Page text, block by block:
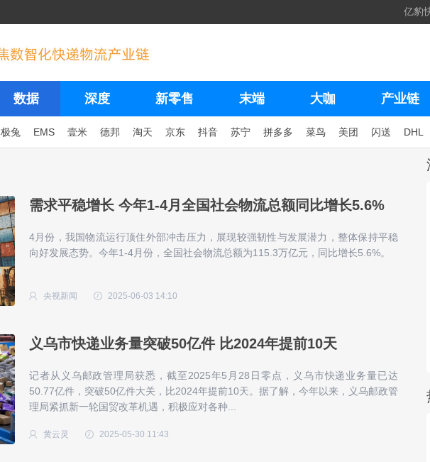
亿豹
数据 深度 新零售 末端 大咖 产业链
极兔 EMS 壹米 德邦 淘天 京东 抖音 苏宁 拼多多 菜鸟 美团 闪送 DHL
需求平稳增长 今年1-4月全国社会物流总额同比增长5.6%
4月份，我国物流运行顶住外部冲击压力，展现较强韧性与发展潜力，整体保持平稳
向好发展态势。今年1-4月份，全国社会物流总额为115.3万亿元，同比增长5.6%。
央视新闻 2025-06-03 14:10
义乌市快递业务量突破50亿件 比2024年提前10天
记者从义乌邮政管理局获悉，截至2025年5月28日零点，义乌市快递业务量已达
50.77亿件，突破50亿件大关，比2024年提前10天。据了解，今年以来，义乌邮政管
理局紧抓新一轮国贸改革机遇，积极应对各种...
黄云灵 2025-05-30 11:43